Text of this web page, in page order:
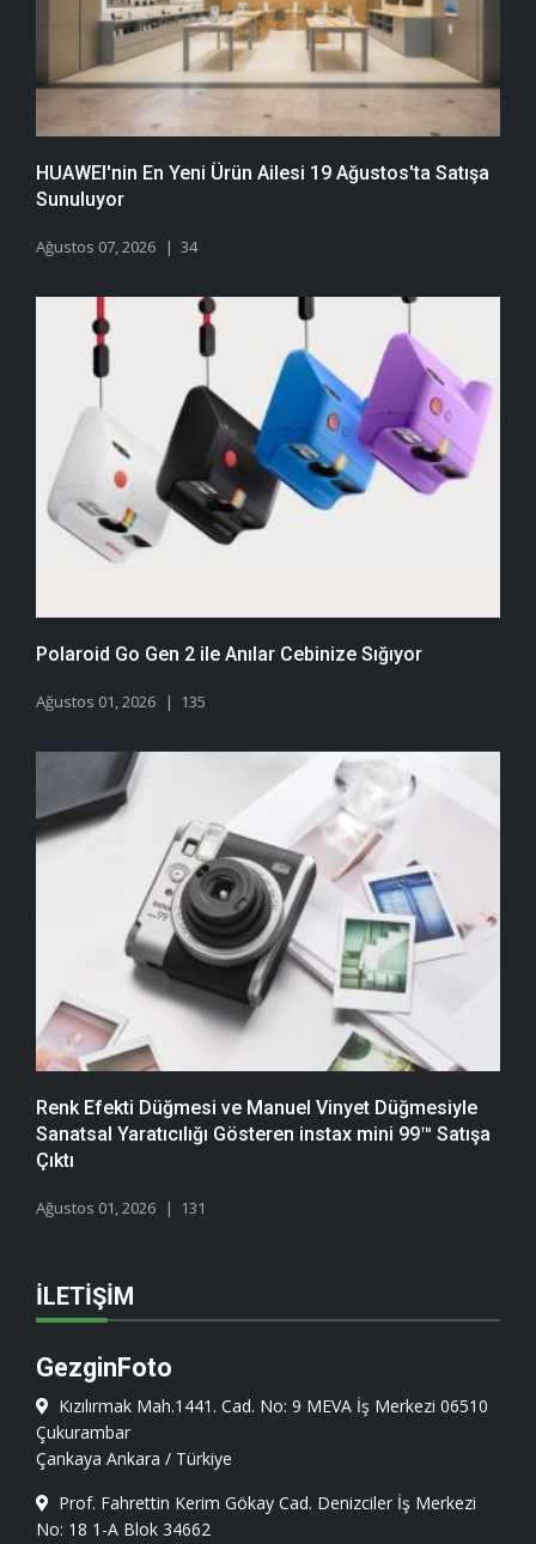
HUAWEI'nin En Yeni Ürün Ailesi 19 Ağustos'ta Satışa
Sunuluyor
Ağustos 07, 2026 34
Polaroid Go Gen 2 ile Anılar Cebinize Sığıyor
Ağustos 01, 2026 135
Renk Efekti Düğmesi ve Manuel Vinyet Düğmesiyle
Sanatsal Yaratıcılığı Gösteren instax mini 99™ Satışa
Çıktı
Ağustos 01, 2026 131
İLETIŞIM
GezginFoto
Kızılırmak Mah.1441. Cad. No: 9 MEVA İş Merkezi 06510
Çukurambar
Çankaya Ankara / Türkiye
Prof. Fahrettin Kerim Gökay Cad. Denizciler İş Merkezi
No: 18 1-A Blok 34662